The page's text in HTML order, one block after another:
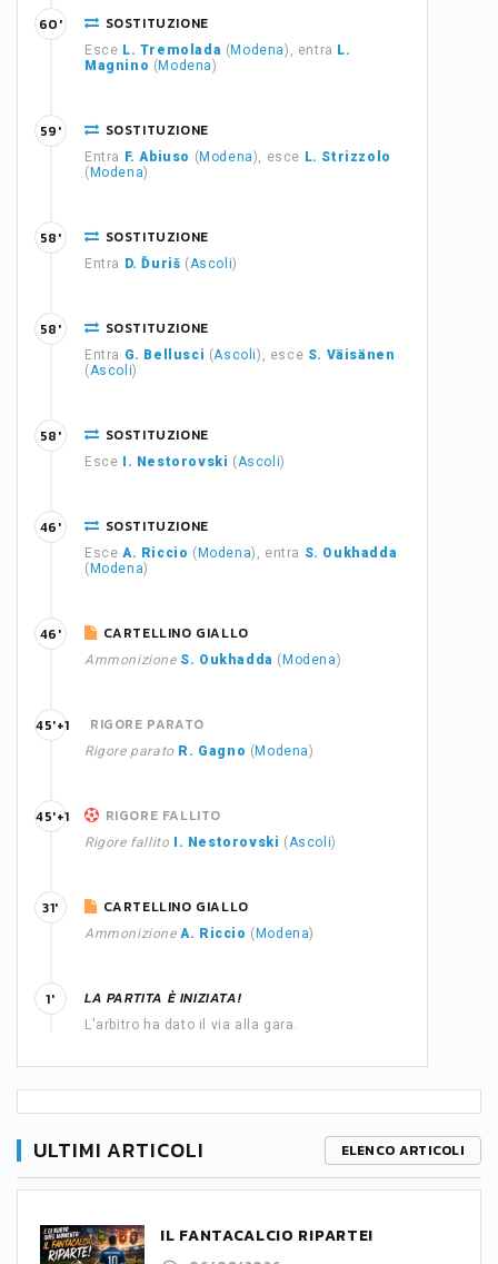
SOSTITUZIONE
Esce L. Tremolada ( Modena), entra L.
Magnino ( Modena)
60'
SOSTITUZIONE
Entra F. Abiuso ( Modena), esce L. Strizzolo
( Modena)
59'
SOSTITUZIONE
Entra D. Ďuriš (Ascoli)
58'
SOSTITUZIONE
Entra G. Bellusci (Ascoli), esce S. Väisänen
(Ascoli)
58'
SOSTITUZIONE
Esce I. Nestorovski (Ascoli)
58'
SOSTITUZIONE
Esce A. Riccio ( Modena), entra S. Oukhadda
( Modena)
46'
CARTELLINO GIALLO
Ammonizione S. Oukhadda ( Modena)
46'
RIGORE PARATO
Rigore parato R. Gagno ( Modena)
45'+1
RIGORE FALLITO
Rigore fallito I. Nestorovski (Ascoli)
45'+1
CARTELLINO GIALLO
Ammonizione A. Riccio ( Modena)
31'
LA PARTITA È INIZIATA!
L'arbitro ha dato il via alla gara.
1'
ULTIMI ARTICOLI ELENCO ARTICOLI
IL FANTACALCIO RIPARTE!